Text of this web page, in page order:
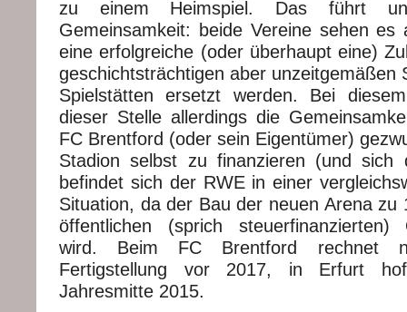
zu einem Heimspiel. Das führt
Gemeinsamkeit: beide Vereine sehen es
eine erfolgreiche (oder überhaupt eine)
geschichtsträchtigen aber unzeitgemäßen
Spielstätten ersetzt werden. Bei
dieser Stelle allerdings die
FC Brentford (oder sein Eigentümer)
Stadion selbst zu finanzieren (und sich
befindet sich der RWE in einer
Situation, da der Bau der neuen Arena zu
öffentlichen (sprich steuerfinanzierten)
wird. Beim FC Brentford rechnet
Fertigstellung vor 2017, in Erfurt
Jahresmitte 2015.